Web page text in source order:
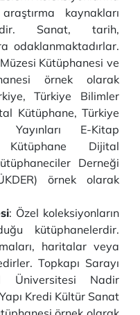
kaynakları
Sanat, tarih,
odaklanmaktadırlar.
Kütüphanesi ve
örnek olarak
Türkiye Bilimler
Kütüphane, Türkiye
E-Kitap
Dijital
Derneği
örnek olarak
: Özel koleksiyonların
kütüphanelerdir.
haritalar veya
Topkapı Sarayı
Üniversitesi Nadir
Kredi Kültür Sanat